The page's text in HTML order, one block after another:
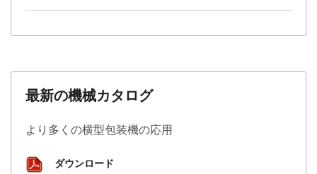
最新の機械カタログ
より多くの横型包装機の応用
ダウンロード